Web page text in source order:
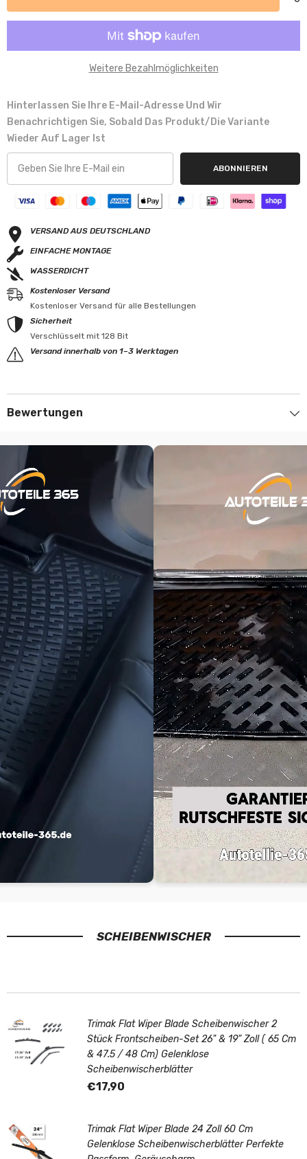
Weitere Bezahlmöglichkeiten
Hinterlassen Sie Ihre E-Mail-Adresse Und Wir
Benachrichtigen Sie, Sobald Das Produkt/die Variante
Wieder Auf Lager Ist
ABONNIEREN
VERSAND AUS DEUTSCHLAND
EINFACHE MONTAGE
WASSERDICHT
Kostenloser Versand
Kostenloser Versand für alle Bestellungen
Sicherheit
Verschlüsselt mit 128 Bit
Versand innerhalb von 1–3 Werktagen
Bewertungen
SCHEIBENWISCHER
Trimak Flat Wiper Blade Scheibenwischer 2
Stück Frontscheiben-Set 26" & 19" Zoll ( 65 Cm
& 47.5 / 48 Cm) Gelenklose
Scheibenwischerblätter
€17,90
Trimak Flat Wiper Blade 24 Zoll 60 Cm
Gelenklose Scheibenwischerblätter Perfekte